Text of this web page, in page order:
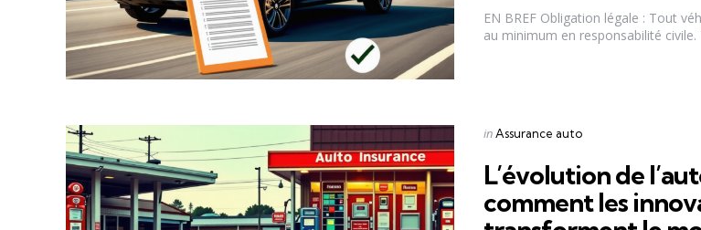
EN BREF Obligation légale : Tout
au minimum en responsabilité civile.
Categories
Posted
inAssurance auto
L’évolution de
comment les